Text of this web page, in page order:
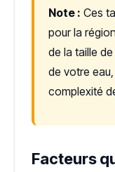
Note : Ces
pour la
de la taille
de votre
complexité
Facteurs